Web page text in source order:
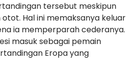
tersebut meskipun
Hal ini memaksanya keluar
ia memperparah cederanya.
masuk sebagai pemain
Eropa yang